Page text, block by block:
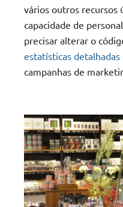
vários outros recursos
capacidade de
precisar alterar o
estatísticas
campanhas de